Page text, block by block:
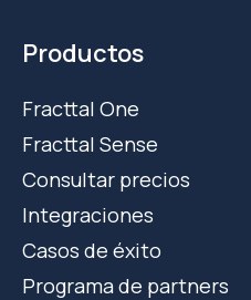
Productos
Fracttal One
Fracttal Sense
Consultar precios
Integraciones
Casos de éxito
Programa de partners